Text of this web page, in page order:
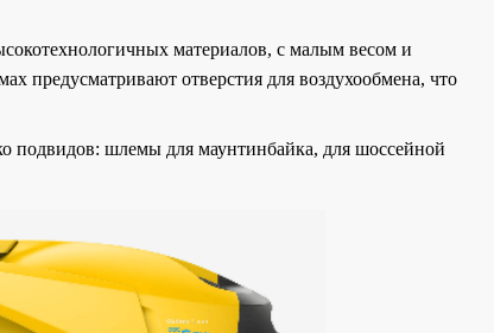
материалов, с малым весом и
предусматривают отверстия для воздухообмена, что
подвидов: шлемы для маунтинбайка, для шоссейной